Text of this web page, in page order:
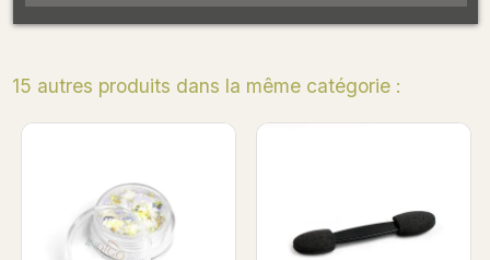
15 autres produits dans la même catégorie :
Bientôt en stock